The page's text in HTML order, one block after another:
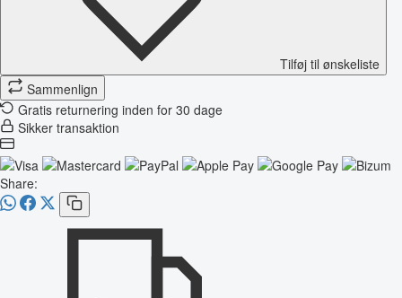
Tilføj til ønskeliste
Sammenlign
Gratis returnering inden for 30 dage
Sikker transaktion
Share: